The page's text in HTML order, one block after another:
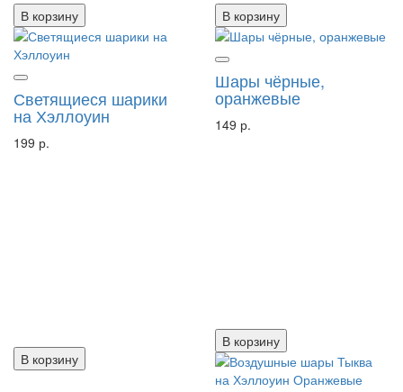
В корзину В корзину
Светящиеся шарики
на Хэллоуин
199 р.
В корзину
Шары чёрные,
оранжевые
149 р.
В корзину